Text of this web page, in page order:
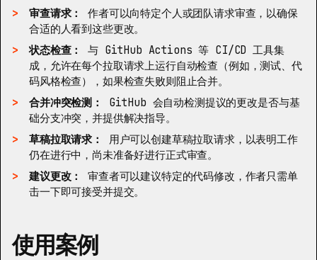
审查请求：
作者可以向特定个人或团队请求审查，以确保
合适的人看到这些更改。
状态检查：
与 GitHub Actions 等 CI/CD 工具集
成，允许在每个拉取请求上运行自动检查（例如，测试、代
码风格检查），如果检查失败则阻止合并。
合并冲突检测：
GitHub 会自动检测提议的更改是否与基
础分支冲突，并提供解决指导。
草稿拉取请求：
用户可以创建草稿拉取请求，以表明工作
仍在进行中，尚未准备好进行正式审查。
建议更改：
审查者可以建议特定的代码修改，作者只需单
击一下即可接受并提交。
使用案例